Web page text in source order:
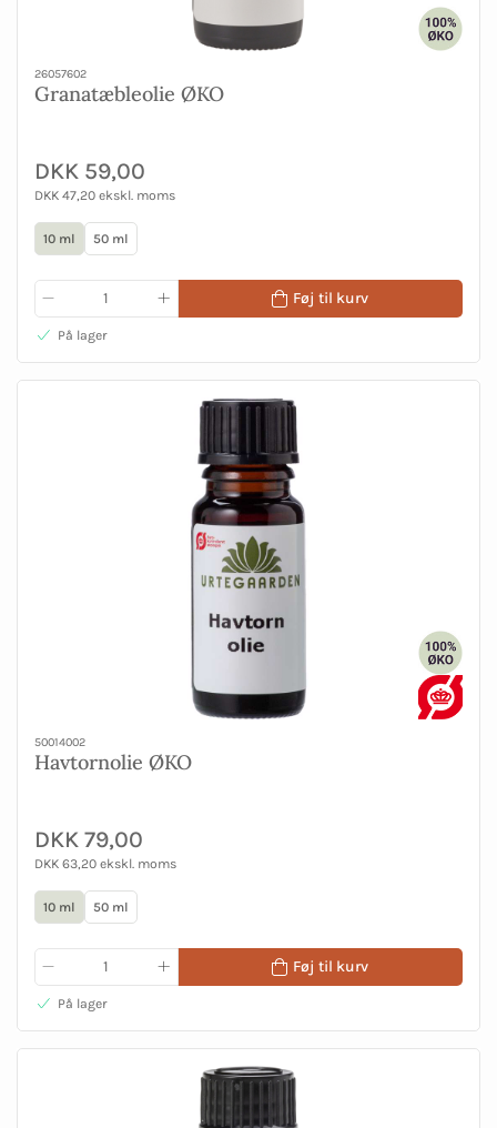
26057602
Granatæbleolie ØKO
DKK 59,00
DKK 47,20 ekskl. moms
10 ml 50 ml
Føj til kurv
På lager
50014002
Havtornolie ØKO
DKK 79,00
DKK 63,20 ekskl. moms
10 ml 50 ml
Føj til kurv
På lager